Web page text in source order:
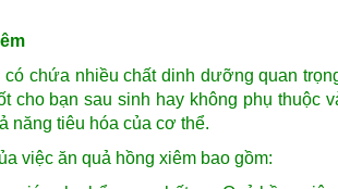
có chứa nhiều chất dinh dưỡng quan
cho bạn sau sinh hay không phụ
năng tiêu hóa của cơ thể.
việc ăn quả hồng xiêm bao gồm: